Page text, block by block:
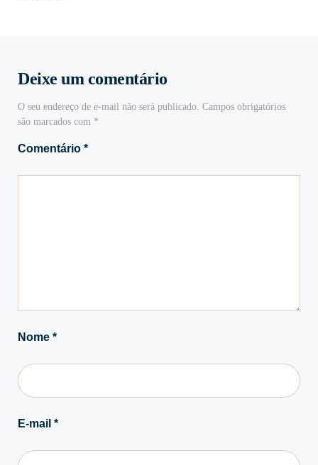
Deixe um comentário
O seu endereço de e-mail não será publicado. Campos obrigatórios
são marcados com *
Comentário *
Nome *
E-mail *